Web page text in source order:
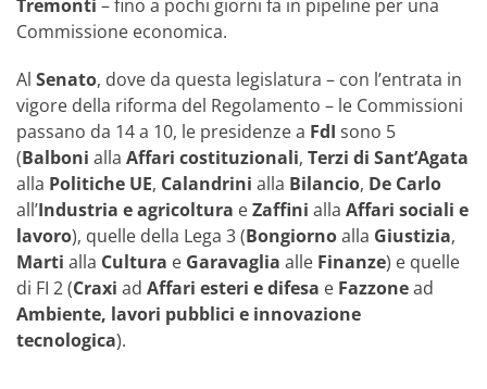
Tremonti – fino a pochi giorni fa in pipeline per una
Commissione economica.
Al Senato, dove da questa legislatura – con l’entrata in
vigore della riforma del Regolamento – le Commissioni
passano da 14 a 10, le presidenze a FdI sono 5
(Balboni alla Affari costituzionali, Terzi di Sant’Agata
alla Politiche UE, Calandrini alla Bilancio, De Carlo
all’Industria eagricoltura eZaffini alla Affari sociali e
lavoro), quelle della Lega 3 (Bongiornoalla Giustizia,
Marti alla Cultura e Garavaglia alle Finanze) e quelle
di FI 2 (Craxi ad Affari esteri e difesa e Fazzonead
Ambiente, lavori pubblici e innovazione
tecnologica).